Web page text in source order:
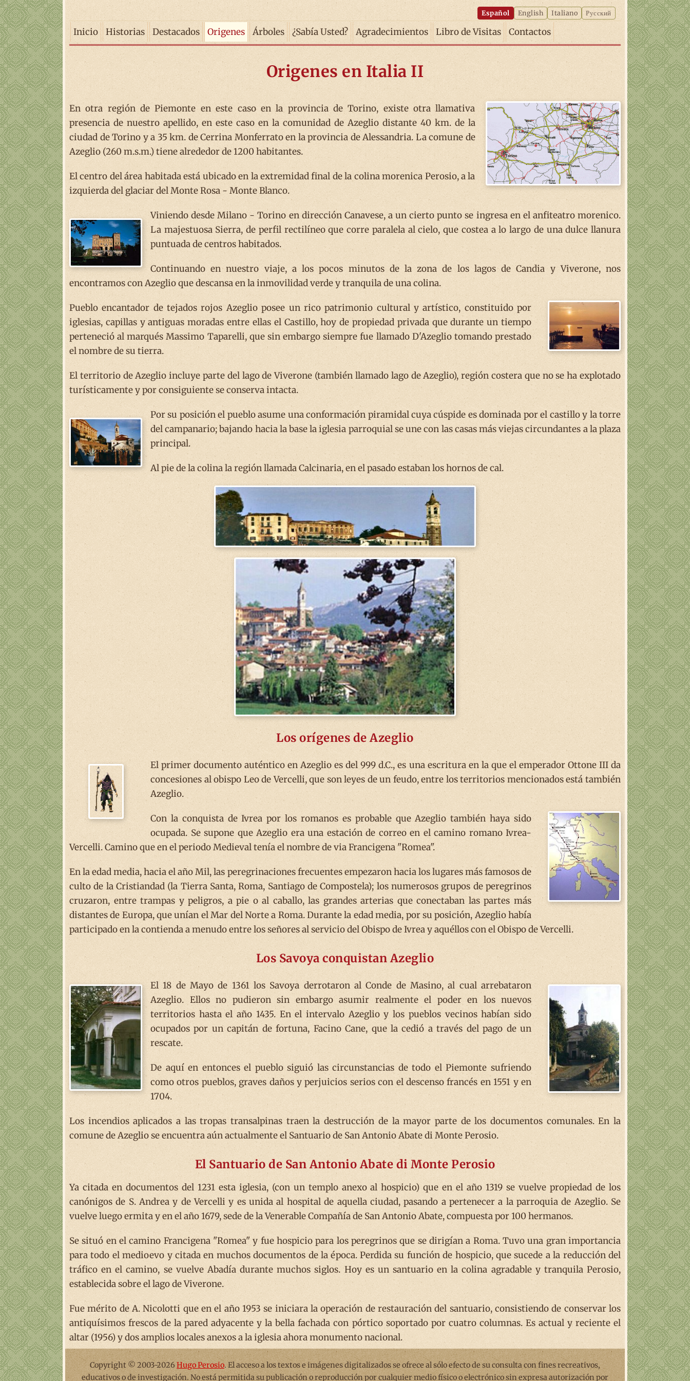
Español English Italiano Русский
Inicio Historias Destacados Origenes Árboles ¿Sabía Usted? Agradecimientos Libro de Visitas Contactos
Origenes en Italia II
En otra región de Piemonte en este caso en la provincia de Torino, existe otra llamativa
presencia de nuestro apellido, en este caso en la comunidad de Azeglio distante 40 km. de la
ciudad de Torino y a 35 km. de Cerrina Monferrato en la provincia de Alessandria. La comune de
Azeglio (260 m.s.m.) tiene alrededor de 1200 habitantes.
El centro del área habitada está ubicado en la extremidad final de la colina morenica Perosio, a la
izquierda del glaciar del Monte Rosa - Monte Blanco.
Viniendo desde Milano - Torino en dirección Canavese, a un cierto punto se ingresa en el anfiteatro morenico.
La majestuosa Sierra, de perfil rectilíneo que corre paralela al cielo, que costea a lo largo de una dulce llanura
puntuada de centros habitados.
Continuando en nuestro viaje, a los pocos minutos de la zona de los lagos de Candia y Viverone, nos
encontramos con Azeglio que descansa en la inmovilidad verde y tranquila de una colina.
Pueblo encantador de tejados rojos Azeglio posee un rico patrimonio cultural y artístico, constituido por
iglesias, capillas y antiguas moradas entre ellas el Castillo, hoy de propiedad privada que durante un tiempo
perteneció al marqués Massimo Taparelli, que sin embargo siempre fue llamado D'Azeglio tomando prestado
el nombre de su tierra.
El territorio de Azeglio incluye parte del lago de Viverone (también llamado lago de Azeglio), región costera que no se ha explotado
turísticamente y por consiguiente se conserva intacta.
Por su posición el pueblo asume una conformación piramidal cuya cúspide es dominada por el castillo y la torre
del campanario; bajando hacia la base la iglesia parroquial se une con las casas más viejas circundantes a la plaza
principal.
Al pie de la colina la región llamada Calcinaria, en el pasado estaban los hornos de cal.
Los orígenes de Azeglio
El primer documento auténtico en Azeglio es del 999 d.C., es una escritura en la que el emperador Ottone III da
concesiones al obispo Leo de Vercelli, que son leyes de un feudo, entre los territorios mencionados está también
Azeglio.
Con la conquista de Ivrea por los romanos es probable que Azeglio también haya sido
ocupada. Se supone que Azeglio era una estación de correo en el camino romano Ivrea-
Vercelli. Camino que en el periodo Medieval tenía el nombre de via Francigena "Romea".
En la edad media, hacia el año Mil, las peregrinaciones frecuentes empezaron hacia los lugares más famosos de
culto de la Cristiandad (la Tierra Santa, Roma, Santiago de Compostela); los numerosos grupos de peregrinos
cruzaron, entre trampas y peligros, a pie o al caballo, las grandes arterias que conectaban las partes más
distantes de Europa, que unían el Mar del Norte a Roma. Durante la edad media, por su posición, Azeglio había
participado en la contienda a menudo entre los señores al servicio del Obispo de Ivrea y aquéllos con el Obispo de Vercelli.
Los Savoya conquistan Azeglio
El 18 de Mayo de 1361 los Savoya derrotaron al Conde de Masino, al cual arrebataron
Azeglio. Ellos no pudieron sin embargo asumir realmente el poder en los nuevos
territorios hasta el año 1435. En el intervalo Azeglio y los pueblos vecinos habían sido
ocupados por un capitán de fortuna, Facino Cane, que la cedió a través del pago de un
rescate.
De aquí en entonces el pueblo siguió las circunstancias de todo el Piemonte sufriendo
como otros pueblos, graves daños y perjuicios serios con el descenso francés en 1551 y en
1704.
Los incendios aplicados a las tropas transalpinas traen la destrucción de la mayor parte de los documentos comunales. En la
comune de Azeglio se encuentra aún actualmente el Santuario de San Antonio Abate di Monte Perosio.
El Santuario de San Antonio Abate di Monte Perosio
Ya citada en documentos del 1231 esta iglesia, (con un templo anexo al hospicio) que en el año 1319 se vuelve propiedad de los
canónigos de S. Andrea y de Vercelli y es unida al hospital de aquella ciudad, pasando a pertenecer a la parroquia de Azeglio. Se
vuelve luego ermita y en el año 1679, sede de la Venerable Compañía de San Antonio Abate, compuesta por 100 hermanos.
Se situó en el camino Francigena "Romea" y fue hospicio para los peregrinos que se dirigían a Roma. Tuvo una gran importancia
para todo el medioevo y citada en muchos documentos de la época. Perdida su función de hospicio, que sucede a la reducción del
tráfico en el camino, se vuelve Abadía durante muchos siglos. Hoy es un santuario en la colina agradable y tranquila Perosio,
establecida sobre el lago de Viverone.
Fue mérito de A. Nicolotti que en el año 1953 se iniciara la operación de restauración del santuario, consistiendo de conservar los
antiquísimos frescos de la pared adyacente y la bella fachada con pórtico soportado por cuatro columnas. Es actual y reciente el
altar (1956) y dos amplios locales anexos a la iglesia ahora monumento nacional.
Copyright © 2003-2026Hugo Perosio. El acceso a los textos e imágenes digitalizados se ofrece al sólo efecto de su consulta con fines recreativos,
educativos o de investigación. No está permitida su publicación o reproducción por cualquier medio físico o electrónico sin expresa autorización por